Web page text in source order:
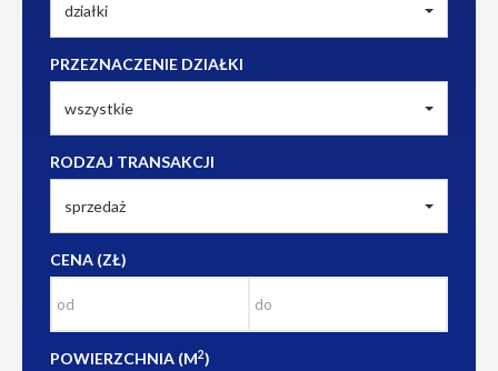
działki
PRZEZNACZENIE DZIAŁKI
wszystkie
RODZAJ TRANSAKCJI
sprzedaż
CENA (ZŁ)
POWIERZCHNIA (M2)